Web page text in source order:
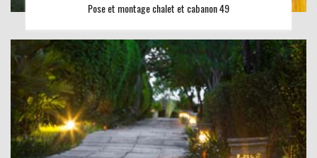
Pose et montage chalet et cabanon 49